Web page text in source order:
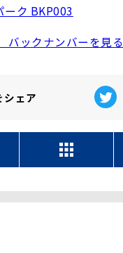
ク BKP003
バックナンバーを見る
シェア